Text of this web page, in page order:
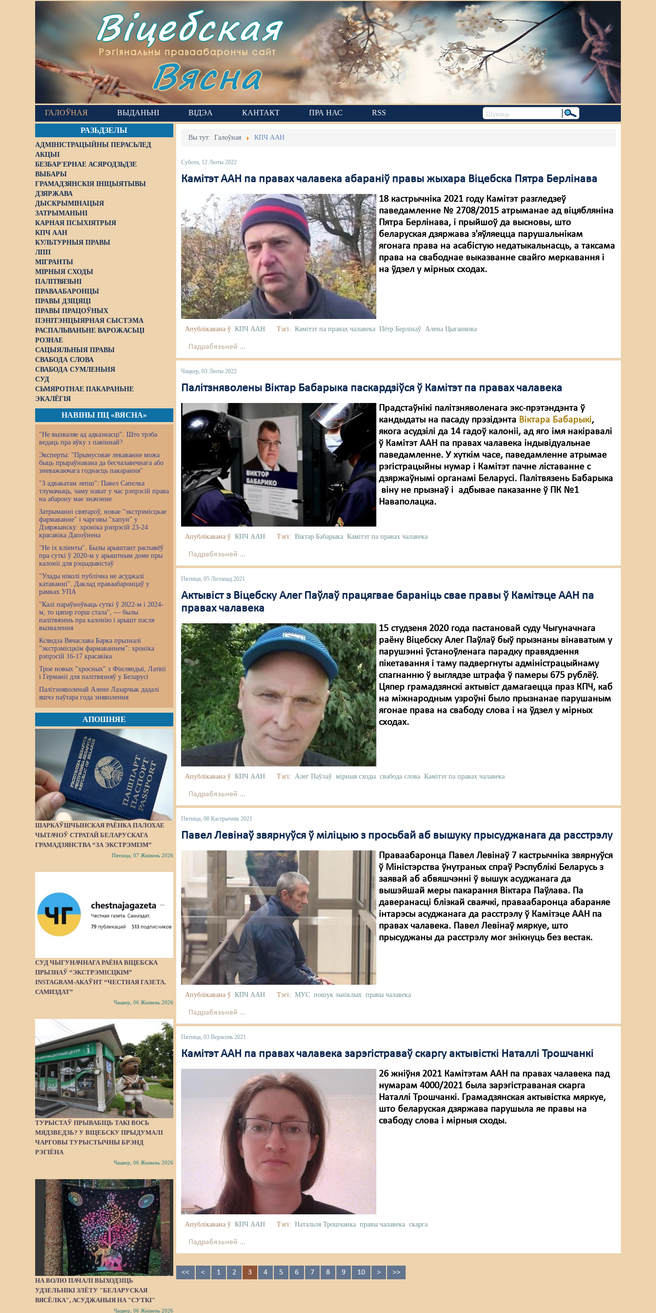
Віцебская
Рэгіянальны праваабарончы сайт
Вясна
ГАЛОЎНАЯ ВЫДАНЬНІ ВІДЭА КАНТАКТ ПРА НАС RSS
РАЗЬДЗЕЛЫ
АДМІНІСТРАЦЫЙНЫ ПЕРАСЬЛЕД
АКЦЫІ
БЕЗБАР'ЕРНАЕ АСЯРОДЗЬДЗЕ
ВЫБАРЫ
ГРАМАДЗЯНСКІЯ ІНІЦЫЯТЫВЫ
ДЗЯРЖАВА
ДЫСКРЫМІНАЦЫЯ
ЗАТРЫМАНЬНІ
КАРНАЯ ПСЫХІЯТРЫЯ
КПЧ ААН
КУЛЬТУРНЫЯ ПРАВЫ
ЛПП
МІГРАНТЫ
МІРНЫЯ СХОДЫ
ПАЛІТВЯЗЬНІ
ПРАВААБАРОНЦЫ
ПРАВЫ ДЗІЦЯЦІ
ПРАВЫ ПРАЦОЎНЫХ
ПЭНІТЭНЦЫЯРНАЯ СЫСТЭМА
РАСПАЛЬВАНЬНЕ ВАРОЖАСЬЦІ
РОЗНАЕ
САЦЫЯЛЬНЫЯ ПРАВЫ
СВАБОДА СЛОВА
СВАБОДА СУМЛЕНЬНЯ
СУД
СЬМЯРОТНАЕ ПАКАРАНЬНЕ
ЭКАЛЁГІЯ
НАВІНЫ ПЦ «ВЯСНА»
"Не вызваляе ад адказнасці". Што трэба
ведаць пра яўку з павіннай?
Эксперты: "Прымусовае лекаванне можа
быць прыраўнавана да бесчалавечнага або
зневажаючага годнасць пакарання"
"З адвакатам лепш": Павел Сапелка
тлумачыць, чаму нават у час рэпрэсій права
на абарону мае значэнне
Затрыманні святароў, новае "экстрэмісцкае
фармаванне" і чарговы "хапун" у
Дзяржынску: хроніка рэпрэсій 23-24
красавіка Дапоўнена
"Не іх кліенты". Былы арыштант распавёў
пра суткі ў 2020-м у арыштным доме пры
калоніі для рэцыдывістаў
"Улады ніколі публічна не асуджалі
катаванні". Даклад праваабаронцаў у
рамках УПА
"Калі параўноўваць суткі ў 2022-м і 2024-
м, то цяпер горш стала", — былы
палітвязень пра калонію і арышт пасля
вызвалення
Ксяндза Вячаслава Барка прызналі
"экстрэмісцкім фармаваннем": хроніка
рэпрэсій 16-17 красавіка
Трое новых "хросных" з Фінляндыі, Латвіі
і Германіі для палітвязняў у Беларусі
Палітзняволенай Алене Лазарчык дадалі
яшчэ паўтара года зняволення
АПОШНЯЕ
ШАРКАЎШЧЫНСКАЯ РАЁНКА ПАЛОХАЕ
ЧЫТАЧОЎ СТРАТАЙ БЕЛАРУСКАГА
ГРАМАДЗЯНСТВА “ЗА ЭКСТРЭМІЗМ”
Пятніца, 07 Жнівень 2026
СУД ЧЫГУНАЧНАГА РАЁНА ВІЦЕБСКА
ПРЫЗНАЎ “ЭКСТРЭМІСЦКІМ”
INSTAGRAM-АКАЎНТ “ЧЕСТНАЯ ГАЗЕТА.
САМИЗДАТ”
Чацвер, 06 Жнівень 2026
ТУРЫСТАЎ ПРЫВАБІЦЬ ТАКІ ВОСЬ
МЯДЗВЕДЗЬ? У ВІЦЕБСКУ ПРЫДУМАЛІ
ЧАРГОВЫ ТУРЫСТЫЧНЫ БРЭНД
РЭГІЁНА
Чацвер, 06 Жнівень 2026
НА ВОЛЮ ПАЧАЛІ ВЫХОДЗІЦЬ
УДЗЕЛЬНІКІ ЗЛЁТУ "БЕЛАРУСКАЯ
ВЯСЁЛКА", АСУДЖАНЫЯ НА "СУТКІ"
Чацвер, 06 Жнівень 2026
Вы тут:Галоўная КПЧ ААН
Субота, 12 Люты 2022
Камітэт ААН па правах чалавека абараніў правы жыхара Віцебска Пятра Берлінава
18 кастрычніка 2021 году Камітэт разгледзеў
паведамленне № 2708/2015 атрыманае ад віцябляніна
Пятра Берлінава, і прыйшоў да высновы, што
беларуская дзяржава з'яўляецца парушальнікам
ягонага права на асабістую недатыкальнасць, а таксама
права на свабоднае выказванне свайго меркавання і
на ўдзел у мірных сходах.
Апублікавана ў КПЧ ААН Тэгі: Камітэт па правах чалавека Пётр Берлінаў Алена Цыганкова
Падрабязьней ...
Чацвер, 03 Люты 2022
Палітзняволены Віктар Бабарыка паскардзіўся ў Камітэт па правах чалавека
Прадстаўнікі палітзняволенага экс-прэтэндэнта ў
кандыдаты на пасаду прэзідэнта Віктара Бабарыкі,
якога асудзілі да 14 гадоў калоніі, ад яго імя накіравалі
ў Камітэт ААН па правах чалавека індывідуальнае
паведамленне. У хуткім часе, паведамленне атрымае
рэгістрацыйны нумар і Камітэт пачне ліставанне с
дзяржаўнымі органамі Беларусі. Палітвязень Бабарыка
віну не прызнаў і адбывае паказанне ў ПК №1
Наваполацка.
Апублікавана ў КПЧ ААН Тэгі: Віктар Бабарыка Камітэт па правах чалавека
Падрабязьней ...
Пятніца, 05 Лістапад 2021
Актывіст з Віцебску Алег Паўлаў працягвае бараніць свае правы ў Камітэце ААН па
правах чалавека
15 студзеня 2020 года пастановай суду Чыгуначнага
раёну Віцебску Алег Паўлаў быў прызнаны вінаватым у
парушэнні ўстаноўленага парадку правядзення
пікетавання і таму падвергнуты адміністрацыйнаму
спагнанню ў выглядзе штрафа ў памеры 675 рублёў.
Цяпер грамадзянскі актывіст дамагаецца праз КПЧ, каб
на міжнародным узроўні было прызнанае парушаным
ягонае права на свабоду слова і на ўдзел у мірных
сходах.
Апублікавана ў КПЧ ААН Тэгі: Алег Паўлаў мірныя сходы свабода слова Камітэт па правах чалавека
Падрабязьней ...
Пятніца, 08 Кастрычнік 2021
Павел Левінаў звярнуўся ў міліцыю з просьбай аб вышуку прыcуджанага да расстрэлу
Праваабаронца Павел Левінаў 7 кастрычніка звярнуўся
ў Міністэрства ўнутраных спраў Рэспублікі Беларусь з
заявай аб абвяшчэнні ў вышук асуджанага да
вышэйшай меры пакарання Віктара Паўлава. Па
даверанасці блізкай сваячкі, праваабаронца абараняе
інтарэсы асуджанага да расстрэлу ў Камітэце ААН па
правах чалавека. Павел Левінаў мяркуе, што
прысуджаны да расстрэлу мог знікнуць без вестак.
Апублікавана ў КПЧ ААН Тэгі: МУС пошук зьніклых правы чалавека
Падрабязьней ...
Пятніца, 03 Верасень 2021
Камітэт ААН па правах чалавека зарэгістраваў скаргу актывісткі Наталлі Трошчанкі
26 жніўня 2021 Камітэтам ААН па правах чалавека пад
нумарам 4000/2021 была зарэгістраваная скарга
Наталлі Трошчанкі. Грамадзянская актывістка мяркуе,
што беларуская дзяржава парушыла яе правы на
свабоду слова і мірныя сходы.
Апублікавана ў КПЧ ААН Тэгі: Натальля Трошчанка правы чалавека скарга
Падрабязьней ...
<< < 1 2 3 4 5 6 7 8 9 10 > >>